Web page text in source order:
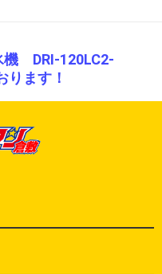
DRI-120LC2-
ます！